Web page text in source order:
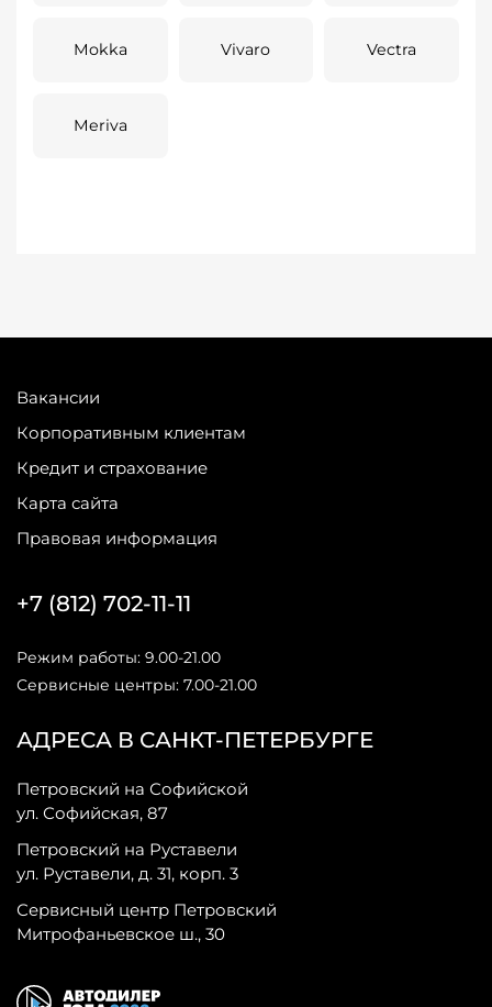
Mokka Vivaro Vectra
Meriva
Вакансии
Корпоративным клиентам
Кредит и страхование
Карта сайта
Правовая информация
АДРЕСА В САНКТ-ПЕТЕРБУРГЕ
Петровский на Софийской
ул. Софийская, 87
Петровский на Руставели
ул. Руставели, д. 31, корп. 3
Сервисный центр Петровский
Митрофаньевское ш., 30
+7 (812) 702-11-11
Режим работы: 9.00-21.00
Сервисные центры: 7.00-21.00